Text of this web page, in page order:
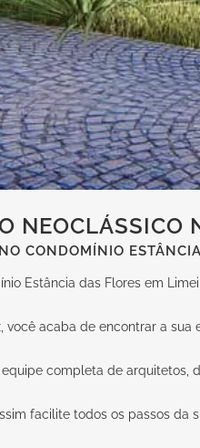
CONDOMÍNIO
Estância das Flores em
você acaba de encontrar a sua
completa de arquitetos,
facilite todos os passos da